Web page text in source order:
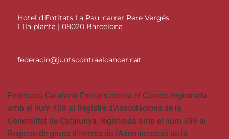
Hotel d'Entitats La Pau, carrer Pere Vergés,
1 11a planta | 08020 Barcelona
federacio@juntscontraelcancer.cat
Federació Catalana Entitats contra el Càncer, registrada
amb el núm 408 al Registre d’Associacions de la
Generalitat de Catalunya, registrada amb el núm 399 al
Registre de grups d’interès de l’Administració de la